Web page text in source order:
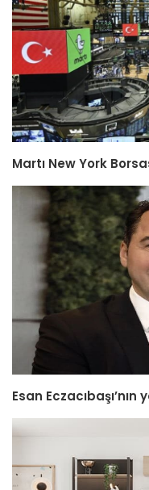
Martı New York
Esan Eczacıbaşı’nın